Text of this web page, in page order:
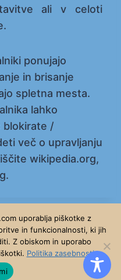
ali v celoti
ponujajo
in brisanje
spletna mesta.
lahko
blokirate /
več o upravljanju
wikipedia.org,
byKadence WP
uporablja piškotke z
in funkcionalnosti, ki jih
Z obiskom in uporabo
Politika zasebnosti